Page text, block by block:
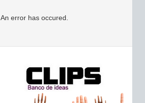
An error has occured.